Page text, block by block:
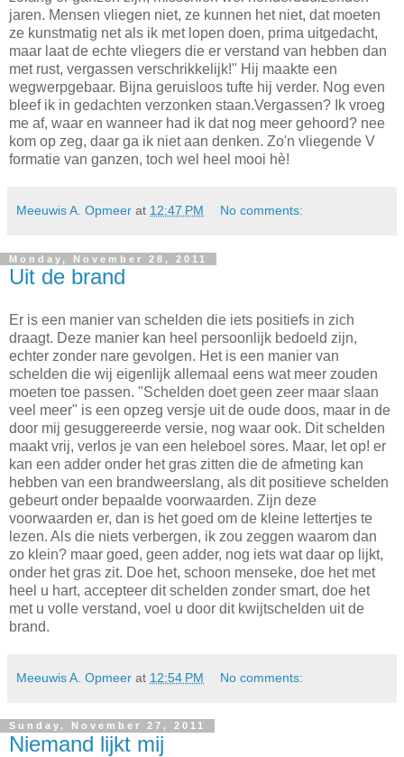
jaren. Mensen vliegen niet, ze kunnen het niet, dat moeten
ze kunstmatig net als ik met lopen doen, prima uitgedacht,
maar laat de echte vliegers die er verstand van hebben dan
met rust, vergassen verschrikkelijk!" Hij maakte een
wegwerpgebaar. Bijna geruisloos tufte hij verder. Nog even
bleef ik in gedachten verzonken staan.Vergassen? Ik vroeg
me af, waar en wanneer had ik dat nog meer gehoord? nee
kom op zeg, daar ga ik niet aan denken. Zo'n vliegende V
formatie van ganzen, toch wel heel mooi hè!
Meeuwis A. Opmeer at 12:47 PM No comments:
Monday, November 28, 2011
Uit de brand
Er is een manier van schelden die iets positiefs in zich
draagt. Deze manier kan heel persoonlijk bedoeld zijn,
echter zonder nare gevolgen. Het is een manier van
schelden die wij eigenlijk allemaal eens wat meer zouden
moeten toe passen. "Schelden doet geen zeer maar slaan
veel meer" is een opzeg versje uit de oude doos, maar in de
door mij gesuggereerde versie, nog waar ook. Dit schelden
maakt vrij, verlos je van een heleboel sores. Maar, let op! er
kan een adder onder het gras zitten die de afmeting kan
hebben van een brandweerslang, als dit positieve schelden
gebeurt onder bepaalde voorwaarden. Zijn deze
voorwaarden er, dan is het goed om de kleine lettertjes te
lezen. Als die niets verbergen, ik zou zeggen waarom dan
zo klein? maar goed, geen adder, nog iets wat daar op lijkt,
onder het gras zit. Doe het, schoon menseke, doe het met
heel u hart, accepteer dit schelden zonder smart, doe het
met u volle verstand, voel u door dit kwijtschelden uit de
brand.
Meeuwis A. Opmeer at 12:54 PM No comments:
Sunday, November 27, 2011
Niemand lijkt mij